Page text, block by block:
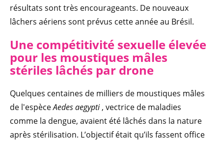
résultats sont très encourageants. De nouveaux
lâchers aériens sont prévus cette année au Brésil.
Une compétitivité sexuelle élevée
pour les moustiques mâles
stériles lâchés par drone
Quelques centaines de milliers de moustiques mâles
de l'espèceAedes aegypti, vectrice de maladies
comme la dengue, avaient été lâchés dans la nature
après stérilisation. L’objectif était qu’ils fassent office